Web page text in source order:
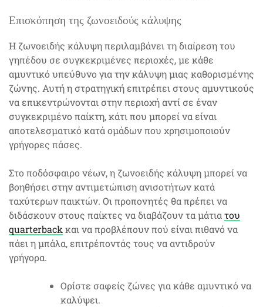
Επισκόπηση της ζωνοειδούς κάλυψης
Η ζωνοειδής κάλυψη περιλαμβάνει τη διαίρεση του
γηπέδου σε συγκεκριμένες περιοχές, με κάθε
αμυντικό υπεύθυνο για την κάλυψη μιας καθορισμένης
ζώνης. Αυτή η στρατηγική επιτρέπει στους αμυντικούς
να επικεντρώνονται στην περιοχή αντί σε έναν
συγκεκριμένο παίκτη, κάτι που μπορεί να είναι
αποτελεσματικό κατά ομάδων που χρησιμοποιούν
γρήγορες πάσες.
Στο ποδόσφαιρο νέων, η ζωνοειδής κάλυψη μπορεί να
βοηθήσει στην αντιμετώπιση ανισοτήτων κατά
ταχύτερων παικτών. Οι προπονητές θα πρέπει να
διδάσκουν στους παίκτες να διαβάζουν τα μάτιατου
quarterbackκαι να προβλέπουν πού είναι πιθανό να
πάει η μπάλα, επιτρέποντάς τους να αντιδρούν
γρήγορα.
Ορίστε σαφείς ζώνες για κάθε αμυντικό να
καλύψει.